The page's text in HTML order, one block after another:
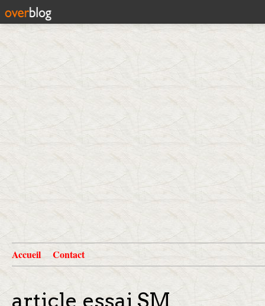
Accueil Contact
article essai SM